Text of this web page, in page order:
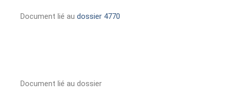
Document lié au dossier 4770
Document lié au dossier